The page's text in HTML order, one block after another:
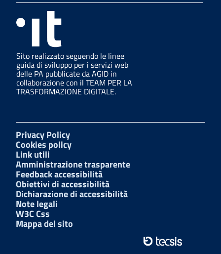
Sito realizzato seguendo le linee
guida di sviluppo per i servizi web
delle PA pubblicate da AGID in
collaborazione con il TEAM PER LA
TRASFORMAZIONE DIGITALE.
Privacy Policy
Cookies policy
Link utili
Amministrazione trasparente
Feedback accessibilità
Obiettivi di accessibilità
Dichiarazione di accessibilità
Note legali
W3C Css
Mappa del sito